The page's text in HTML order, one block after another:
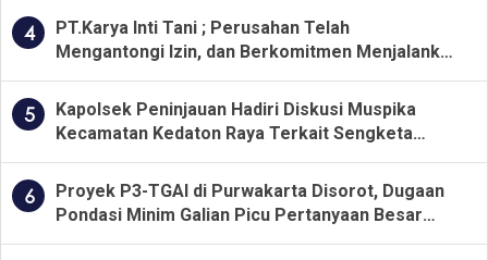
4
PT.Karya Inti Tani ; Perusahan Telah
Mengantongi Izin, dan Berkomitmen Menjalankan
5
Kapolsek Peninjauan Hadiri Diskusi Muspika
Kecamatan Kedaton Raya Terkait Sengketa
6
Proyek P3-TGAI di Purwakarta Disorot, Dugaan
Pondasi Minim Galian Picu Pertanyaan Besar